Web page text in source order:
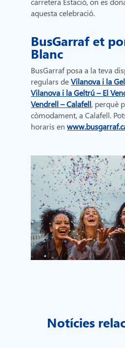
aquesta celebració.
BusGarraf et
Blanc
BusGarraf posa a la teva
regulars deVilanova i la
Vilanova i la Geltrú – El
Vendrell – Calafell, perquè
còmodament, a Calafell.
horaris en
Notícies